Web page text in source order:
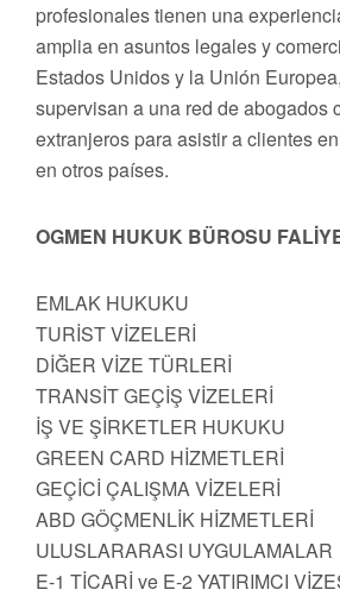
profesionales tienen una
amplia en asuntos legales y
Estados Unidos y la Unión
supervisan a una red de abogados
extranjeros para asistir a clientes
en otros países.
OGMEN HUKUK BÜROSU
EMLAK HUKUKU
TURİST VİZELERİ
DİĞER VİZE TÜRLERİ
TRANSİT GEÇİŞ VİZELERİ
İŞ VE ŞİRKETLER HUKUKU
GREEN CARD HİZMETLERİ
GEÇİCİ ÇALIŞMA VİZELERİ
ABD GÖÇMENLİK HİZMETLERİ
ULUSLARARASI UYGULAMALAR
E-1 TİCARİ ve E-2 YATIRIMCI